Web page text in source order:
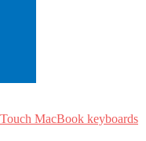
MacBook keyboards